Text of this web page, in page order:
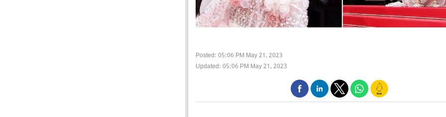
Posted: 05:06 PM May 21, 2023
Updated: 05:06 PM May 21, 2023